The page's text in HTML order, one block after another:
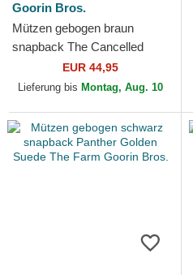
Goorin Bros.
Mützen gebogen braun
snapback The Cancelled
Skull Grit The Farm Goorin
Bros.
EUR 44,95
Lieferung bis Montag, Aug. 10